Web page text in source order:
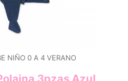
NIÑO 0 A 4 VERANO